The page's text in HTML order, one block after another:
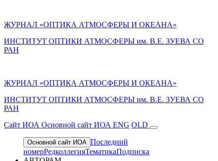
ЖУРНАЛ «ОПТИКА АТМОСФЕРЫ И ОКЕАНА»
ИНСТИТУТ ОПТИКИ АТМОСФЕРЫ им. В.Е. ЗУЕВА СО
РАН
ЖУРНАЛ «ОПТИКА АТМОСФЕРЫ И ОКЕАНА»
ИНСТИТУТ ОПТИКИ АТМОСФЕРЫ им. В.Е. ЗУЕВА СО
РАН
Cайт ИОА Основной сайт ИОА ENG OLD
Основной сайт ИОА Последний
номерРедколлегияТематикаПодписка